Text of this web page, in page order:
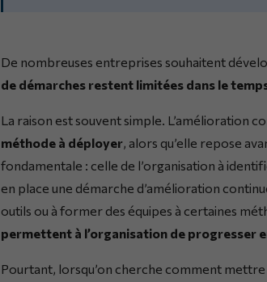
De nombreuses entreprises souhaitent
de démarches restent limitées dans le
La raison est souvent simple. L’amélioration
méthode à déployer, alors qu’elle repose
fondamentale : celle de l’organisation à
en place une démarche d’amélioration
outils ou à former des équipes à certaines
permettent à l’organisation de progresser
Pourtant, lorsqu’on cherche comment